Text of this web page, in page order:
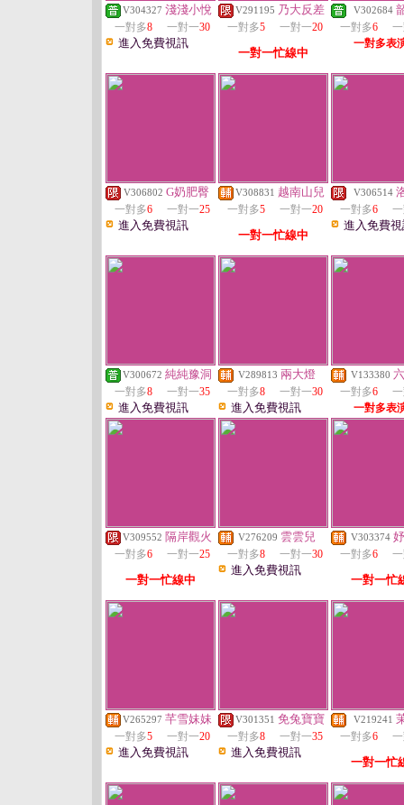
V304327 淺淺小悅
一對多8 一對一30
進入免費視訊
V291195 乃大反差
一對多5 一對一20
一對一忙線中
V302684
一對多6
一對多表
V306802 G奶肥臀
一對多6 一對一25
進入免費視訊
V308831 越南山兒
一對多5 一對一20
一對一忙線中
V306514
一對多6
進入免費
V300672 純純豫洞
一對多8 一對一35
進入免費視訊
V289813 兩大燈
一對多8 一對一30
進入免費視訊
V133380
一對多6
一對多表
V309552 隔岸觀火
一對多6 一對一25
一對一忙線中
V276209 雲雲兒
一對多8 一對一30
進入免費視訊
V303374
一對多6
一對一忙
V265297 芊雪妹妹
一對多5 一對一20
進入免費視訊
V301351 免兔寶寶
一對多8 一對一35
進入免費視訊
V219241
一對多6
一對一忙